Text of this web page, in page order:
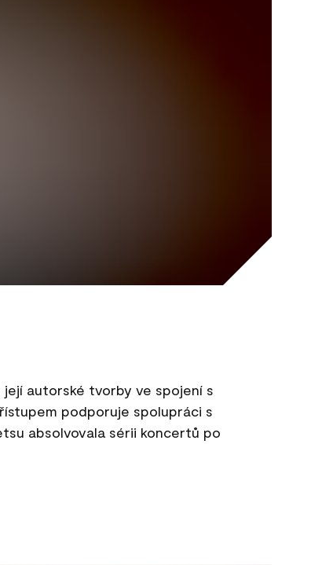
autorské tvorby ve spojení s
podporuje spolupráci s
absolvovala sérii koncertů po